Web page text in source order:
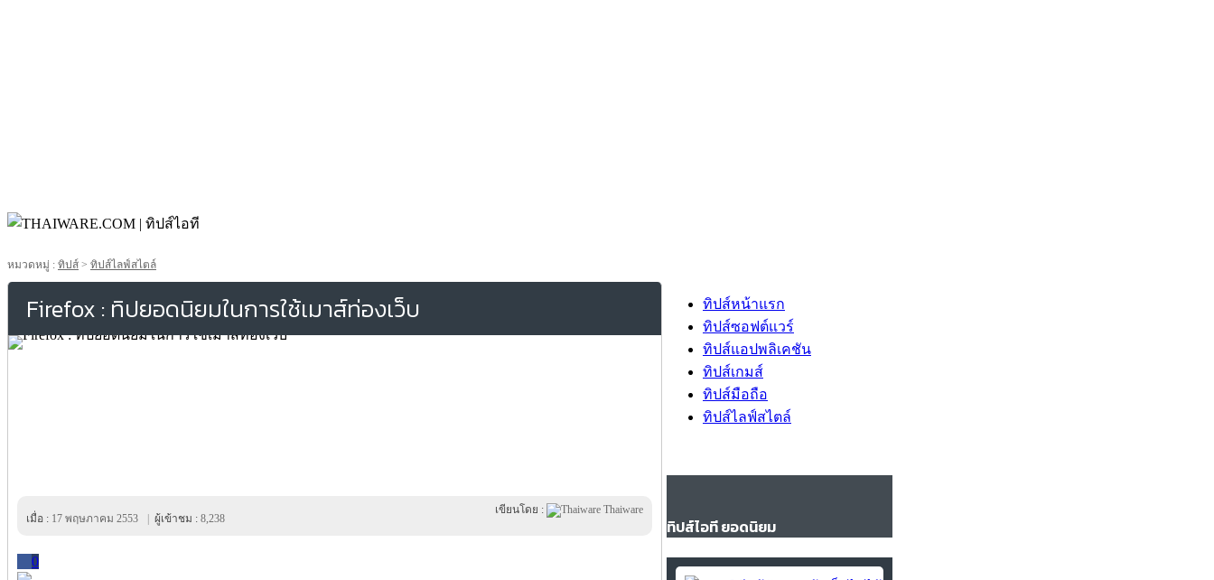
หมวดหมู่ : ทิปส์ > ทิปส์ไลฟ์สไตล์
Firefox : ทิปยอดนิยมในการใช้เมาส์ท่องเว็บ
เมื่อ : 17 พฤษภาคม 2553 ผู้เข้าชม : 8,238
เขียนโดย : Thaiware
0
ทิปส์หน้าแรก
ทิปส์ซอฟต์แวร์
ทิปส์แอปพลิเคชัน
ทิปส์เกมส์
ทิปส์มือถือ
ทิปส์ไลฟ์สไตล์
ทิปส์ไอที ยอดนิยม